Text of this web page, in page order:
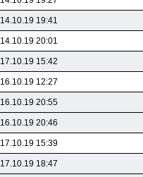
14.10.19 19:41
14.10.19 20:01
17.10.19 15:42
16.10.19 12:27
16.10.19 20:55
16.10.19 20:46
17.10.19 15:39
17.10.19 18:47